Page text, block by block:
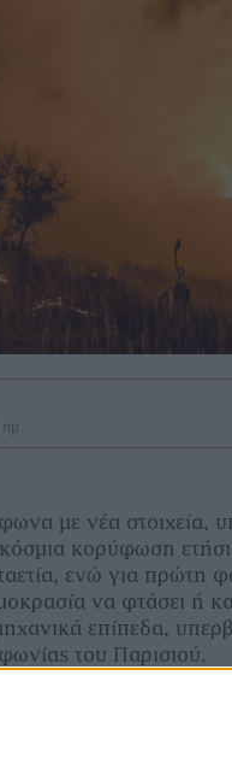
με νέα στοιχεία,
κορύφωση
ενώ για πρώτη
να φτάσει ή
επίπεδα,
του Παρισιού.
από 200
επιστημονικά
τα επόμενα πέντε